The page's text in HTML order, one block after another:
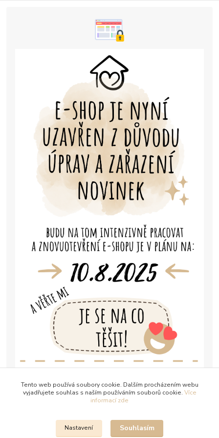
Tento web používá soubory cookie. Dalším procházením webu
vyjadřujete souhlas s naším používáním souborů cookie. Více
informací zde
Nastavení Souhlasím